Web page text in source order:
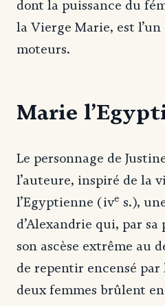
dont la puissance du
la Vierge Marie, est
moteurs.
Marie
Le personnage de
l’auteure, inspiré de la
l’Egyptienne (ive s.),
d’Alexandrie qui, par
son ascèse extrême au
de repentir encensé par
deux femmes brûlent